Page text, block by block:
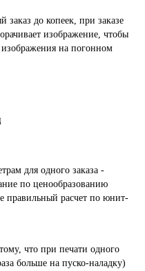
заказ до копеек, при заказе
изображение, чтобы
на погонном
для одного заказа -
по ценообразованию
правильный расчет по юнит-
что при печати одного
больше на пуско-наладку)